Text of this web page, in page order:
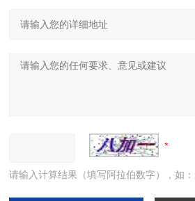
请输入计算结果（填写阿拉伯数字），如